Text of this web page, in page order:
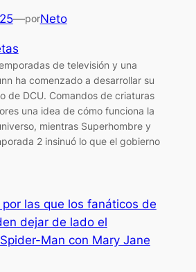
—porNeto
de televisión y una
ha comenzado a desarrollar su
de DCU. Comandos de criaturas
una idea de cómo funciona la
mientras Superhombre y
2 insinuó lo que el gobierno